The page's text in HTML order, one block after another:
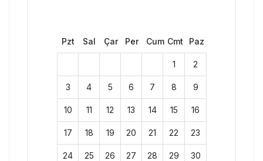
Pzt Sal Çar Per Cum Cmt Paz
1 2
3 4 5 6 7 8 9
10 11 12 13 14 15 16
17 18 19 20 21 22 23
24 25 26 27 28 29 30